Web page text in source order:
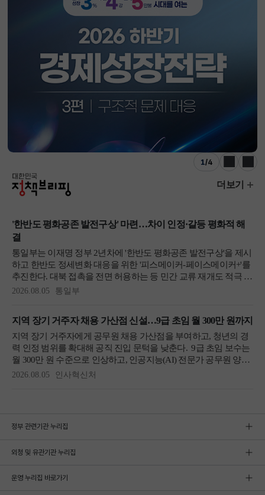
1/4
이전 다음
정부 관련기관 누리집
외청 및 유관기관 누리집
운영 누리집 바로가기